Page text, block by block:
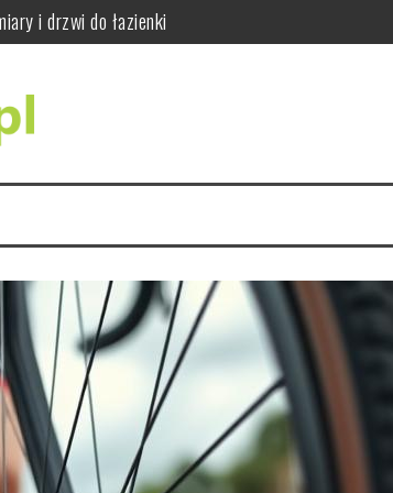
wskazówki
wykonuje i jak wygląda badanie RTG zębów
i jak bezpiecznie ćwiczyć
w praktyce